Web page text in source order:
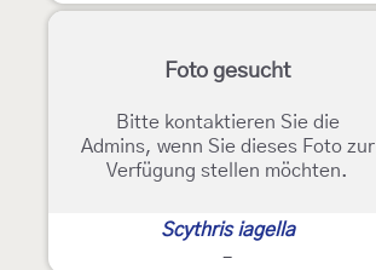
Foto gesucht
Bitte kontaktieren Sie die
Admins, wenn Sie dieses Foto zur
Verfügung stellen möchten.
Scythris iagella
-